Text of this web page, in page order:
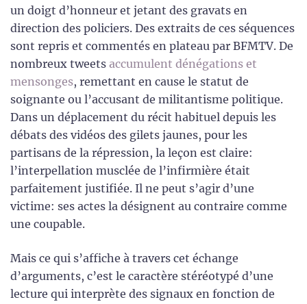
un doigt d’honneur et jetant des gravats en
direction des policiers. Des extraits de ces séquences
sont repris et commentés en plateau par BFMTV. De
nombreux tweets accumulent dénégations et
mensonges, remettant en cause le statut de
soignante ou l’accusant de militantisme politique.
Dans un déplacement du récit habituel depuis les
débats des vidéos des gilets jaunes, pour les
partisans de la répression, la leçon est claire:
l’interpellation musclée de l’infirmière était
parfaitement justifiée. Il ne peut s’agir d’une
victime: ses actes la désignent au contraire comme
une coupable.
Mais ce qui s’affiche à travers cet échange
d’arguments, c’est le caractère stéréotypé d’une
lecture qui interprète des signaux en fonction de